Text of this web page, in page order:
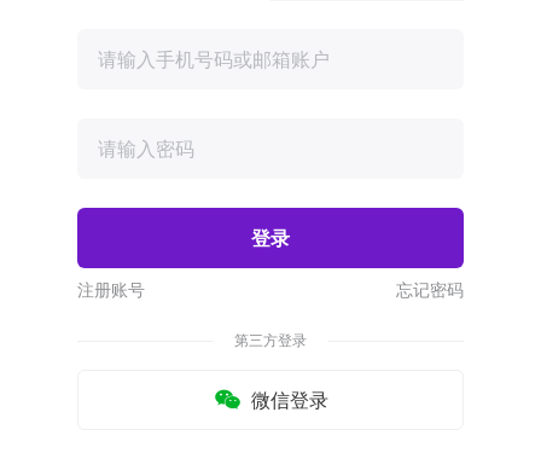
登录
注册账号 忘记密码
第三方登录
微信登录